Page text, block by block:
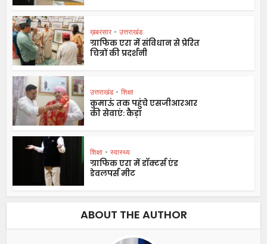
ख़बरसार • उत्तराखंड
ग्राफिक एरा में संविधान से प्रेरित
चित्रों की प्रदर्शनी
उत्तराखंड • शिक्षा
कुमाऊं तक पहुंचे एसजीआरआर
की सेवाएं: कैड़ा
शिक्षा • स्वास्थ्य
ग्राफिक एरा में डॉक्टर्स एंड
डेवलपर्स मीट
ABOUT THE AUTHOR